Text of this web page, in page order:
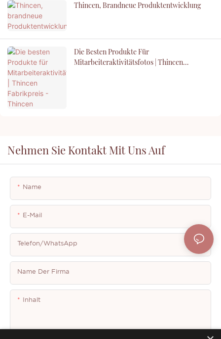
Thincen, Brandneue Produktentwicklung
Die Besten Produkte Für
Mitarbeiteraktivitätsfotos | Thincen
Nehmen Sie Kontakt Mit Uns Auf
Name
E-Mail
Telefon/WhatsApp
Name Der Firma
Inhalt